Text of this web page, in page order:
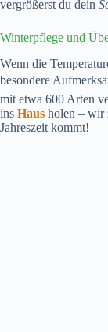
vergrößerst du dein
Winterpflege und
Wenn die
besondere
mit etwa 600 Arten
ins Haus holen – wir
Jahreszeit kommt!